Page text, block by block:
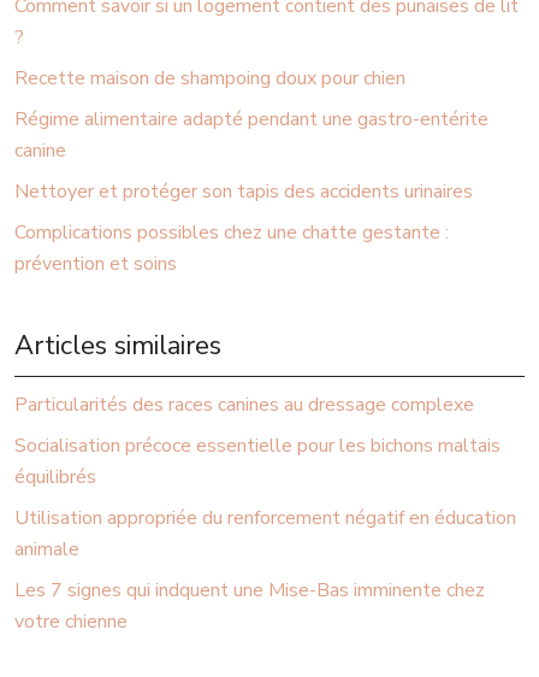
Comment savoir si un logement contient des punaises de lit
?
Recette maison de shampoing doux pour chien
Régime alimentaire adapté pendant une gastro-entérite
canine
Nettoyer et protéger son tapis des accidents urinaires
Complications possibles chez une chatte gestante :
prévention et soins
Articles similaires
Particularités des races canines au dressage complexe
Socialisation précoce essentielle pour les bichons maltais
équilibrés
Utilisation appropriée du renforcement négatif en éducation
animale
Les 7 signes qui indquent une Mise-Bas imminente chez
votre chienne